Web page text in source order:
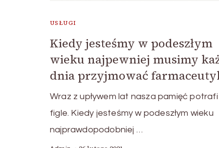
USŁUGI
Kiedy jesteśmy w podeszłym
wieku najpewniej musimy
dnia przyjmować
Wraz z upływem lat nasza pamięć potrafi
figle. Kiedy jesteśmy w podeszłym wieku
najprawdopodobniej …